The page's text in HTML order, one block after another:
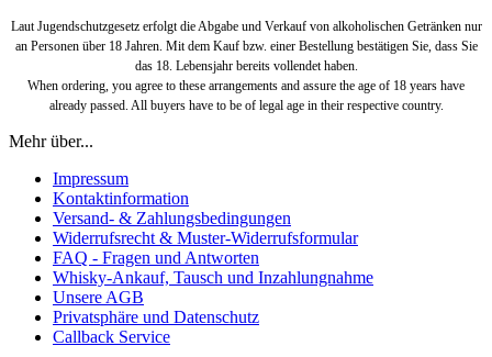
Laut Jugendschutzgesetz erfolgt die Abgabe und Verkauf von alkoholischen Getränken nur
an Personen über 18 Jahren. Mit dem Kauf bzw. einer Bestellung bestätigen Sie, dass Sie
das 18. Lebensjahr bereits vollendet haben.
When ordering, you agree to these arrangements and assure the age of 18 years have
already passed. All buyers have to be of legal age in their respective country.
Mehr über...
Impressum
Kontaktinformation
Versand- & Zahlungsbedingungen
Widerrufsrecht & Muster-Widerrufsformular
FAQ - Fragen und Antworten
Whisky-Ankauf, Tausch und Inzahlungnahme
Unsere AGB
Privatsphäre und Datenschutz
Callback Service